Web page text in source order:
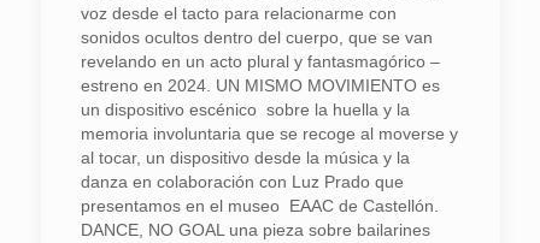
voz desde el tacto para relacionarme con
sonidos ocultos dentro del cuerpo, que se van
revelando en un acto plural y fantasmagórico –
estreno en 2024. UN MISMO MOVIMIENTO es
un dispositivo escénico sobre la huella y la
memoria involuntaria que se recoge al moverse y
al tocar, un dispositivo desde la música y la
danza en colaboración con Luz Prado que
presentamos en el museo EAAC de Castellón.
DANCE, NO GOAL una pieza sobre bailarines